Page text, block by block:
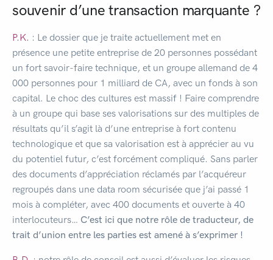
souvenir d’une transaction marquante ?
P.K. : Le dossier que je traite actuellement met en
présence une petite entreprise de 20 personnes possédant
un fort savoir-faire technique, et un groupe allemand de 4
000 personnes pour 1 milliard de CA, avec un fonds à son
capital. Le choc des cultures est massif ! Faire comprendre
à un groupe qui base ses valorisations sur des multiples de
résultats qu’il s’agit là d’une entreprise à fort contenu
technologique et que sa valorisation est à apprécier au vu
du potentiel futur, c’est forcément compliqué. Sans parler
des documents d’appréciation réclamés par l’acquéreur
regroupés dans une data room sécurisée que j’ai passé 1
mois à compléter, avec 400 documents et ouverte à 40
interlocuteurs… C’est ici que notre rôle de traducteur, de
trait d’union entre les parties est amené à s’exprimer !